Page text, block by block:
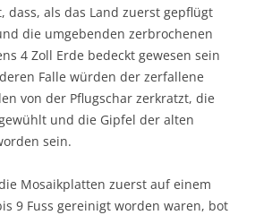
dass, als das Land zuerst gepflügt
die umgebenden zerbrochenen
4 Zoll Erde bedeckt gewesen sein
Falle würden der zerfallene
von der Pflugschar zerkratzt, die
und die Gipfel der alten
sein.
Mosaikplatten zuerst auf einem
9 Fuss gereinigt worden waren, bot